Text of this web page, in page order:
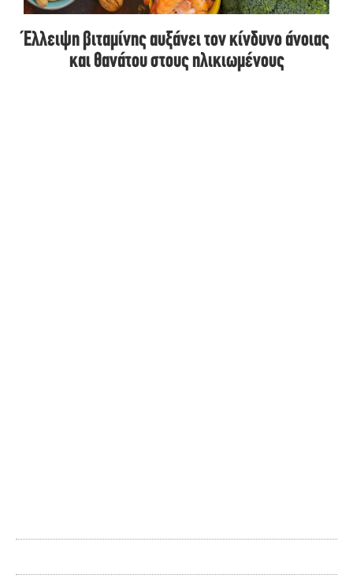
Έλλειψη βιταμίνης αυξάνει τον κίνδυνο άνοιας
και θανάτου στους ηλικιωμένους